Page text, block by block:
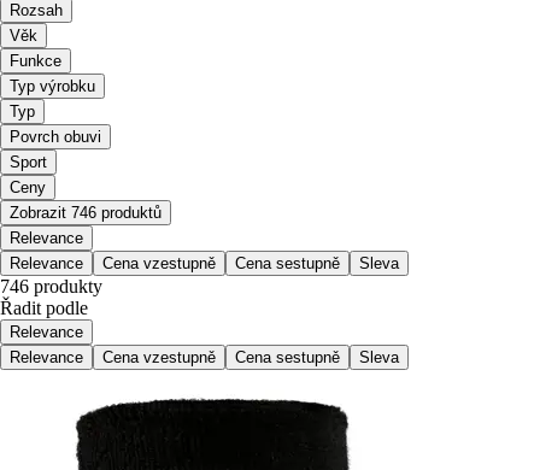
Rozsah
Věk
Funkce
Typ výrobku
Typ
Povrch obuvi
Sport
Ceny
Zobrazit 746 produktů
Relevance
Relevance
Cena vzestupně Cena sestupně Sleva
746 produkty
Řadit podle
Relevance
Relevance
Cena vzestupně Cena sestupně Sleva